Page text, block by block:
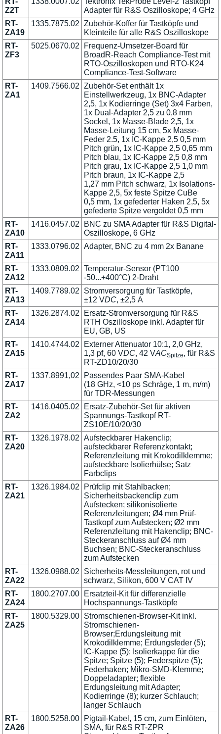
Z2T
Adapter für R&S Oszilloskope; 4 GHz
RT-
ZA19
1335.7875.02 Zubehör-Koffer für Tastköpfe und
Kleinteile für alle R&S Oszilloskope
RT-
ZF3
5025.0670.02
Frequenz-Umsetzer-Board für
BroadR-Reach Compliance-Test mit
RTO-Oszilloskopen und RTO-K24
Compliance-Test-Software
RT-
ZA1
1409.7566.02 Zubehör-Set enthält 1x
Einstellwerkzeug, 1x BNC-Adapter
2,5, 1x Kodierringe (Set) 3x4 Farben,
1x Dual-Adapter 2,5 zu 0,8 mm
Sockel, 1x Masse-Blade 2,5, 1x
Masse-Leitung 15 cm, 5x Masse-
Feder 2.5, 1x IC-Kappe 2,5 0,5 mm
Pitch grün, 1x IC-Kappe 2,5 0,65 mm
Pitch blau, 1x IC-Kappe 2,5 0,8 mm
Pitch grau, 1x IC-Kappe 2,5 1,0 mm
Pitch braun, 1x IC-Kappe 2,5
1,27 mm Pitch schwarz, 1x Isolations-
Kappe 2,5, 5x feste Spitze CuBe
0,5 mm, 1x gefederter Haken 2,5, 5x
gefederte Spitze vergoldet 0,5 mm
RT-
ZA10
1416.0457.02
BNC zu SMA Adapter für R&S Digital-
Oszilloskope, 6 GHz
RT-
ZA11
1333.0796.02 Adapter, BNC zu 4 mm 2x Banane
RT-
ZA12
1333.0809.02 Temperatur-Sensor (PT100
-50...+400°C) 2-Draht
RT-
ZA13
1409.7789.02
Stromversorgung für Tastköpfe,
±12 VDC, ±2,5 A
RT-
ZA14
1326.2874.02
Ersatz-Stromversorgung für R&S
RTH Oszilloskope inkl. Adapter für
EU, GB, US
RT-
ZA15
1410.4744.02
Externer Attenuator 10:1, 2,0 GHz,
1,3 pf, 60 VDC, 42 VACSpitze, für R&S
RT-ZD10/20/30
RT-
ZA17
1337.8991,02
Passendes Paar SMA-Kabel
(18 GHz, <10 ps Schräge, 1 m, m/m)
für TDR-Messungen
RT-
ZA2
1416.0405.02
Ersatz-Zubehör-Set für aktiven
Spannungs-Tastkopf RT-
ZS10E/10/20/30
RT-
ZA20
1326.1978.02 Aufsteckbarer Hakenclip;
aufsteckbarer Referenzkontakt;
Referenzleitung mit Krokodilklemme;
aufsteckbare Isolierhülse; Satz
Farbclips
RT-
ZA21
1326.1984.02
Prüfclip mit Stahlbacken;
Sicherheitsbackenclip zum
Aufstecken; silikonisolierte
Referenzleitungen; Ø4 mm Prüf-
Tastkopf zum Aufstecken; Ø2 mm
Referenzleitung mit Hakenclip; BNC-
Steckeranschluss auf Ø4 mm
Buchsen; BNC-Steckeranschluss
zum Aufstecken
RT-
ZA22
1326.0988.02
Sicherheits-Messleitungen, rot und
schwarz, Silikon, 600 V CAT IV
RT-
ZA24
1800.2707.00
Ersatzteil-Kit für differenzielle
Hochspannungs-Tastköpfe
RT-
ZA25
1800.5329.00 Stromschienen-Browser-Kit inkl.
Stromschienen-
Browser;Erdungsleitung mit
Krokodilklemme; Erdungsfeder (5);
IC-Kappe (5); Isolierkappe für die
Spitze; Spitze (5); Federspitze (5);
Federhaken; Mikro-SMD-Klemme;
Doppeladapter; flexible
Erdungsleitung mit Adapter;
Kodierringe (8); kurzer Schlauch;
langer Schlauch
RT-
ZA26
1800.5258.00
Pigtail-Kabel, 15 cm, zum Einlöten,
SMA, für R&S RT-ZPR